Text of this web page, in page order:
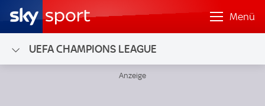
Menü
UEFA CHAMPIONS LEAGUE